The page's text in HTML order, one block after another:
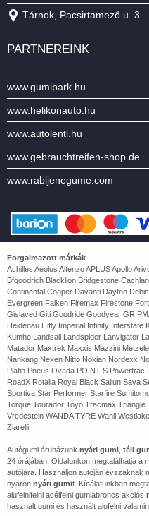
Tárnok, Pacsirtamező u. 3.
PARTNEREINK
www.gumipark.hu
www.helikonauto.hu
www.autolenti.hu
www.gebrauchtreifen-shop.de
www.rabljenegume.com
Forgalmazott márkák
Achilles Aeolus Altenzo APLUS Apollo
Bfgoodrich Blacklion Bridgestone
Continental Cooper Davanti Dayton
Evergreen Falken Firemax Firestone
Gislaved Giti Goodride Goodyear
Heidenau Hifly Imperial Infinity Interstate
Kumho Landsail Landspider Lanvigator
Matador Maxtrek Maxxis Mazzini
Nankang Nexen Nitto Nokian Nordexx
Platin Pneus Ovada POINT S
RoadX Rotalla Royal Black Sailun Sava
Sportiva Star Performer Starfire
Torque Tourador Toyo Tracmax
Vredestein WANDA TYRE Wanli
Ziarelli
Autógumi áruházunk nyári gumi, téli
24 órájában. Oldalunkon megtalálhatja a
autójára. Használjon autóján évszaknak
nyáron nyári gumit. Kínálatunkban
alufelnifelni acélfelni gumiabroncs akciós
használt gumi és használt alufelni